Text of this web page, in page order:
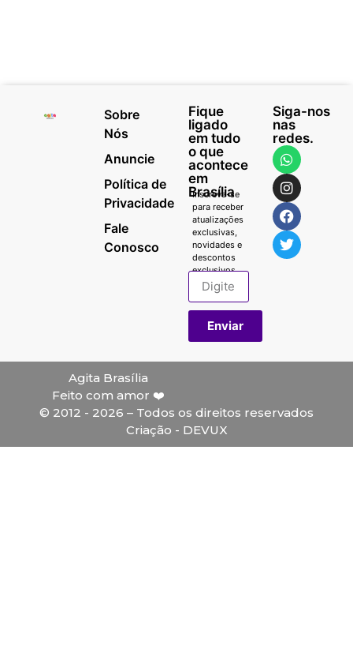
Sobre
Nós
Anuncie
Política de
Privacidade
Fale
Conosco
Fique
ligado
em tudo
o que
acontece
em
Brasília
Inscreva-se
para receber
atualizações
exclusivas,
novidades e
descontos
exclusivos.
Enviar
Siga-nos
nas
redes.
Agita Brasília
Feito com amor ❤️
© 2012 - 2026 – Todos os direitos reservados
Criação - DEVUX